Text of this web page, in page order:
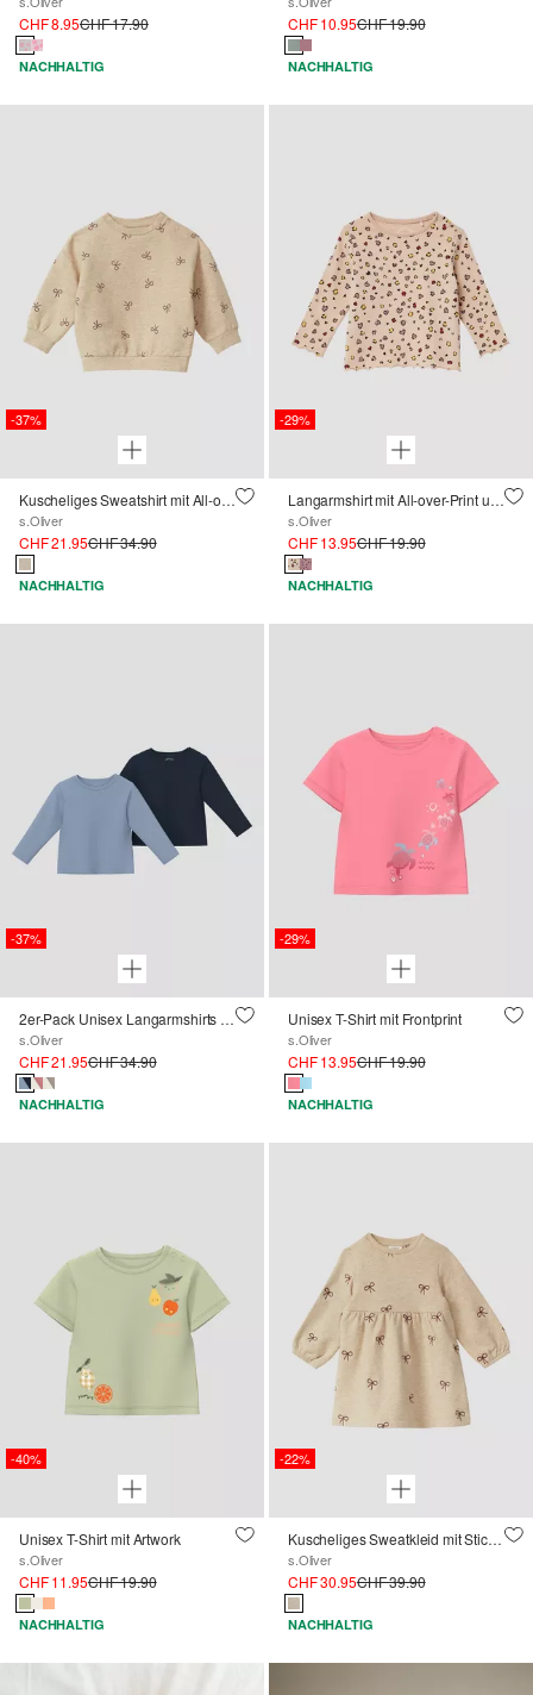
CHF 8.95CHF 17.90
NACHHALTIG
CHF 10.95CHF 19.90
NACHHALTIG
-37%
Kuscheliges Sweatshirt mit All-over-Print
s.Oliver
CHF 21.95CHF 34.90
NACHHALTIG
-29%
Langarmshirt mit All-over-Print und Rollsaum
s.Oliver
CHF 13.95CHF 19.90
NACHHALTIG
-37%
2er-Pack Unisex Langarmshirts in Rippstruktur
s.Oliver
CHF 21.95CHF 34.90
NACHHALTIG
-29%
Unisex T-Shirt mit Frontprint
s.Oliver
CHF 13.95CHF 19.90
NACHHALTIG
-40%
Unisex T-Shirt mit Artwork
s.Oliver
CHF 11.95CHF 19.90
NACHHALTIG
-22%
Kuscheliges Sweatkleid mit Stickerei
s.Oliver
CHF 30.95CHF 39.90
NACHHALTIG